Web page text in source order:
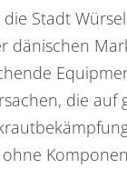
Stadt
dänischen
die auf
ohne